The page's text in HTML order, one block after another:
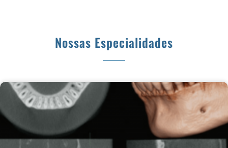
Nossas Especialidades